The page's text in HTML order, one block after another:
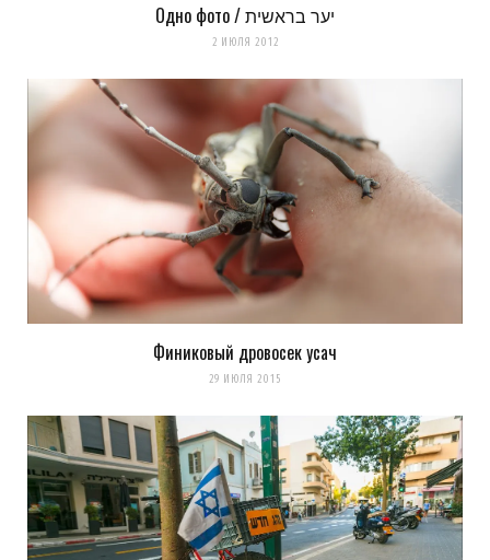
Одно фото / יער בראשית
2 ИЮЛЯ 2012
Финиковый дровосек усач
29 ИЮЛЯ 2015